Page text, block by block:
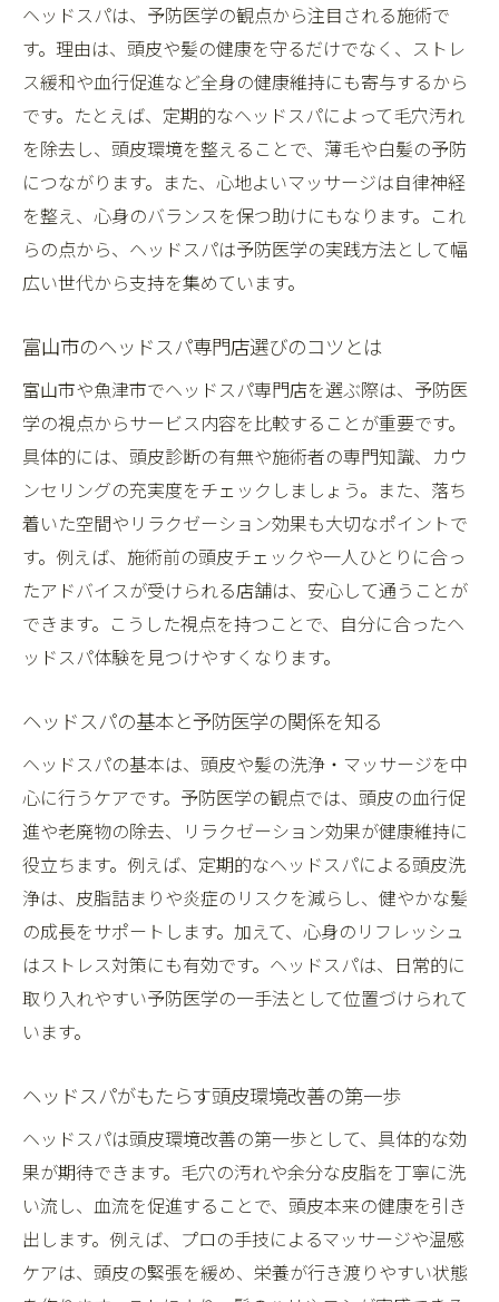
頭皮ケアに活かすヘッドスパの驚きのメリ
ット
ヘッドスパがストレス軽減に効く仕組みを
ヘッドスパが富山市で健康維持に選ばれる
理由
予防医学に根ざしたヘッドスパの実践効果
を知る
訣
頭皮ケアに役立つヘッドスパの魅力とは
ヘッドスパが頭皮ケアに最適な理由を探る
富山市で人気のヘッドスパ美容院の特徴
ヘッドスパの施術内容と頭皮改善の流れ
頭皮洗浄ヘッドスパの効果的な活用方法
ヘッドスパで感じるリラクゼーションの魅
魚津でも支持されるヘッドスパの実用性
魚津で選ばれるヘッドスパの実践ポイント
ヘッドスパで叶う魚津市民の頭皮ケア事情
魚津のヘッドスパ美容院の最新サービスに
注目
頭皮洗浄ヘッドスパが魚津で人気の理由
魚津エリアでおすすめのヘッドスパ利用法
ヘッドスパを魚津で体験する際の注意点
ヘッドスパは医療行為ではない理由を解明
安心して受けられるヘッドスパの特徴を知
る
ヘッドスパと医療の違いを予防医学視点で
整理
富山のヘッドスパが予防医学で評価される
理由
ヘッドスパは、予防医学の観点から注目される施術で
す。理由は、頭皮や髪の健康を守るだけでなく、ストレ
ス緩和や血行促進など全身の健康維持にも寄与するから
です。たとえば、定期的なヘッドスパによって毛穴汚れ
を除去し、頭皮環境を整えることで、薄毛や白髪の予防
につながります。また、心地よいマッサージは自律神経
を整え、心身のバランスを保つ助けにもなります。これ
らの点から、ヘッドスパは予防医学の実践方法として幅
広い世代から支持を集めています。
富山市のヘッドスパ専門店選びのコツとは
富山市や魚津市でヘッドスパ専門店を選ぶ際は、予防医
学の視点からサービス内容を比較することが重要です。
具体的には、頭皮診断の有無や施術者の専門知識、カウ
ンセリングの充実度をチェックしましょう。また、落ち
着いた空間やリラクゼーション効果も大切なポイントで
す。例えば、施術前の頭皮チェックや一人ひとりに合っ
たアドバイスが受けられる店舗は、安心して通うことが
できます。こうした視点を持つことで、自分に合ったヘ
ッドスパ体験を見つけやすくなります。
ヘッドスパの基本と予防医学の関係を知る
ヘッドスパの基本は、頭皮や髪の洗浄・マッサージを中
心に行うケアです。予防医学の観点では、頭皮の血行促
進や老廃物の除去、リラクゼーション効果が健康維持に
役立ちます。例えば、定期的なヘッドスパによる頭皮洗
浄は、皮脂詰まりや炎症のリスクを減らし、健やかな髪
の成長をサポートします。加えて、心身のリフレッシュ
はストレス対策にも有効です。ヘッドスパは、日常的に
取り入れやすい予防医学の一手法として位置づけられて
います。
ヘッドスパがもたらす頭皮環境改善の第一歩
ヘッドスパは頭皮環境改善の第一歩として、具体的な効
果が期待できます。毛穴の汚れや余分な皮脂を丁寧に洗
い流し、血流を促進することで、頭皮本来の健康を引き
出します。例えば、プロの手技によるマッサージや温感
ケアは、頭皮の緊張を緩め、栄養が行き渡りやすい状態